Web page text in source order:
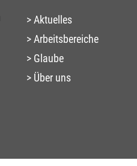
Aktuelles
Arbeitsbereiche
Glaube
Über uns